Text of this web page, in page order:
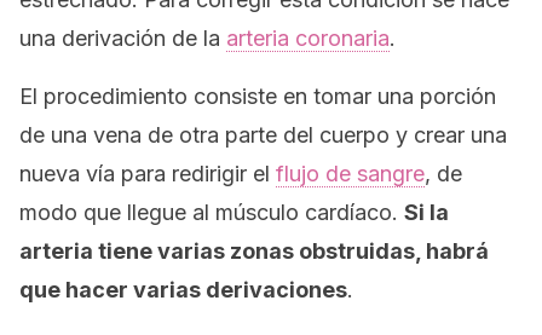
una derivación de la arteria coronaria.
El procedimiento consiste en tomar una porción
de una vena de otra parte del cuerpo y crear una
nueva vía para redirigir el flujo de sangre, de
modo que llegue al músculo cardíaco. Si la
arteria tiene varias zonas obstruidas, habrá
que hacer varias derivaciones.